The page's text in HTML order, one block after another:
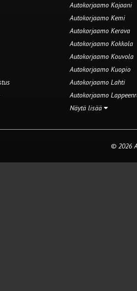
Autokorjaamo Kajaani
Autokorjaamo Kemi
Autokorjaamo Kerava
Autokorjaamo Kokkola
Autokorjaamo Kouvola
Autokorjaamo Kuopio
Autokorjaamo Lahti
Autokorjaamo
Näytä lisää
© 2026